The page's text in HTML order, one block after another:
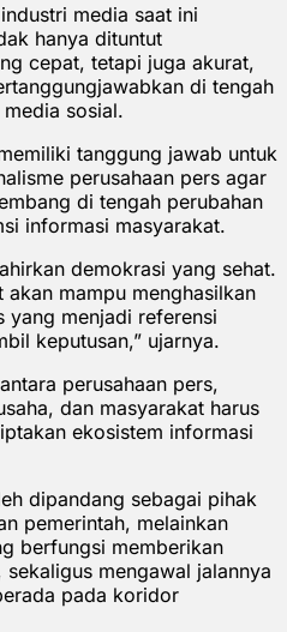
media saat ini
hanya dituntut
cepat, tetapi juga akurat,
di tengah
sosial.
tanggung jawab untuk
perusahaan pers agar
di tengah perubahan
informasi masyarakat.
demokrasi yang sehat.
akan mampu menghasilkan
yang menjadi referensi
keputusan,” ujarnya.
perusahaan pers,
dan masyarakat harus
ekosistem informasi
dipandang sebagai pihak
pemerintah, melainkan
berfungsi memberikan
mengawal jalannya
pada koridor